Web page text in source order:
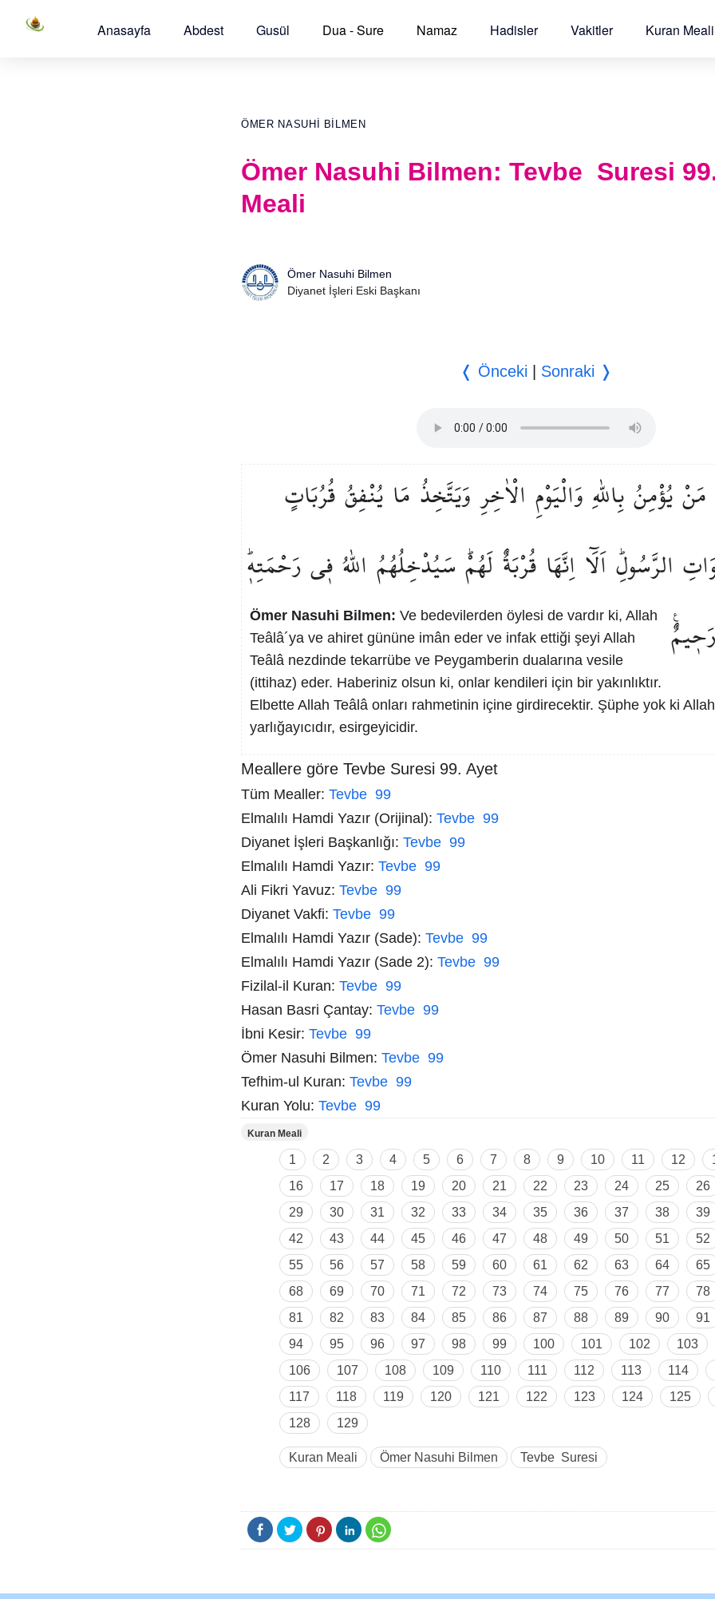
Anasayfa Abdest Gusül Dua - Sure Namaz Hadisler Vakitler Kuran Meali
ÖMER NASUHI BILMEN
Ömer Nasuhi Bilmen: Tevbe Suresi
Meali
Ömer Nasuhi Bilmen
Diyanet İşleri Eski Başkanı
❬ Önceki | Sonraki ❭
مَنْيُؤْمِنُبِاللّٰهِوَالْيَوْمِ الْاٰخِرِوَيَتَّخِذُ مَا يُنْفِقُقُرُبَاتٍ
الرَّسُولِۜاَلَٓا اِنَّهَا قُرْبَةٌلَهُمْۜ سَيُدْخِلُهُمُ اللّٰهُف۪يرَحْمَتِه۪ۜ
رَح۪يمٌ۟ Ömer Nasuhi Bilmen: Ve bedevilerden öylesi de vardır ki, Allah
Teâlâ´ya ve ahiret gününe imân eder ve infak ettiği şeyi Allah
Teâlâ nezdinde tekarrübe ve Peygamberin dualarına vesile
(ittihaz) eder. Haberiniz olsun ki, onlar kendileri için bir yakınlıktır.
Elbette Allah Teâlâ onları rahmetinin içine girdirecektir. Şüphe yok ki
yarlığayıcıdır, esirgeyicidir.
Meallere göre Tevbe Suresi 99. Ayet
Tüm Mealler: Tevbe 99
Elmalılı Hamdi Yazır (Orijinal): Tevbe 99
Diyanet İşleri Başkanlığı: Tevbe 99
Elmalılı Hamdi Yazır: Tevbe 99
Ali Fikri Yavuz: Tevbe 99
Diyanet Vakfi: Tevbe 99
Elmalılı Hamdi Yazır (Sade): Tevbe 99
Elmalılı Hamdi Yazır (Sade 2): Tevbe 99
Fizilal-il Kuran: Tevbe 99
Hasan Basri Çantay: Tevbe 99
İbni Kesir: Tevbe 99
Ömer Nasuhi Bilmen: Tevbe 99
Tefhim-ul Kuran: Tevbe 99
Kuran Yolu: Tevbe 99
Kuran Meali
1 2 3 4 5 6 7 8 9 10 11 12
16
17 18 19 20 21 22 23 24 25 26
29
30 31 32 33 34 35 36 37 38 39
42
43 44 45 46 47 48 49 50 51 52
55
56 57 58 59 60 61 62 63 64 65
68
69 70 71 72 73 74 75 76 77 78
81
82 83 84 85 86 87 88 89 90 91
94
95 96 97 98 99 100 101 102 103
106
107 108 109 110 111 112 113 114
117
118 119 120 121 122 123 124 125
128
129
Kuran Meali Ömer Nasuhi Bilmen Tevbe Suresi